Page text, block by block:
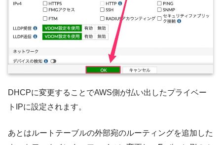
DHCPに変更することでAWS側が払い出したプライベー
トIPに設定されます。
あとはルートテーブルの外部宛のルーティングを追加した